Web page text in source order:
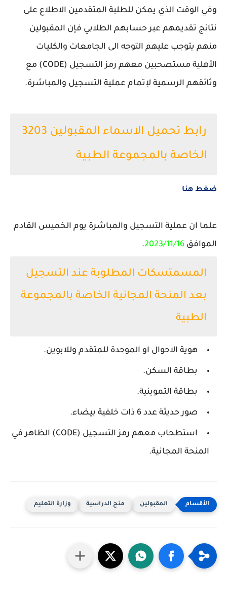
وفي الوقت الذي يمكن للطلبة المتقدمين الاطلاع على
نتائج تقديمهم عبر حسابهم الطلابي فإن المقبولين
منهم يتوجب عليهم التوجه الى الجامعات والكليات
الأهلية مستصحبين معهم رمز التسجيل (CODE) مع
وثائقهم الرسمية لإتمام عملية التسجيل والمباشرة.
رابط تحميل الاسماء المقبولين 3203
الخاصة بالمجموعة الطبية
ضغط هنا
علما ان عملية التسجيل والمباشرة يوم الخميس القادم
الموافق 2023/11/16
.
المسمتسكات المطلوبة عند التسجيل
بعد المنحة المجانية الخاصة بالمجموعة
الطبية
هوية الاحوال او الموحدة للمتقدم وللابوين.
بطاقة السكن.
بطاقة التموينية.
صور حديثة عدد 6 ذات خلفية بيضاء.
استطحاب معهم رمز التسجيل (CODE) الظاهر في
المنحة المجانية.
المقبولين منح الدراسية وزارة التعليم